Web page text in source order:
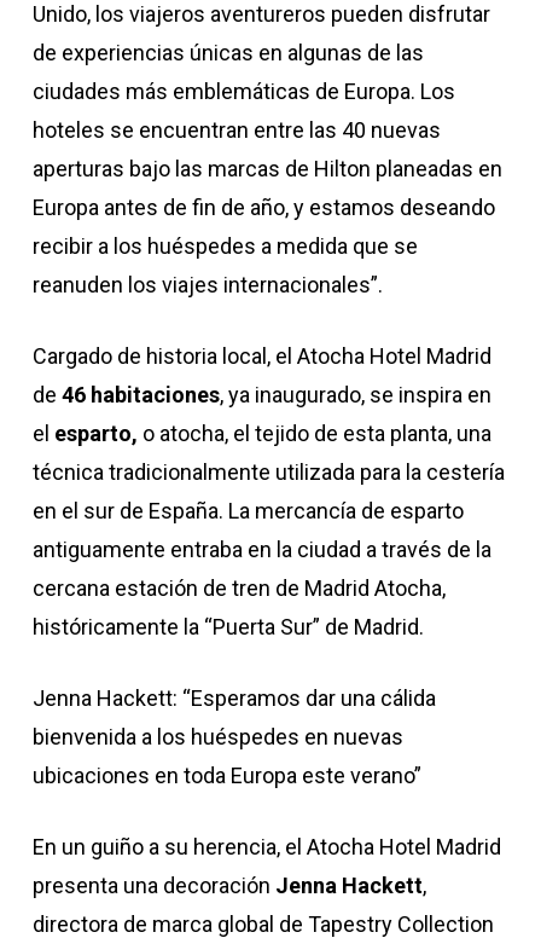
Unido, los viajeros aventureros pueden disfrutar
de experiencias únicas en algunas de las
ciudades más emblemáticas de Europa. Los
hoteles se encuentran entre las 40 nuevas
aperturas bajo las marcas de Hilton planeadas en
Europa antes de fin de año, y estamos deseando
recibir a los huéspedes a medida que se
reanuden los viajes internacionales”.
Cargado de historia local, el Atocha Hotel Madrid
de 46 habitaciones, ya inaugurado, se inspira en
el esparto, o atocha, el tejido de esta planta, una
técnica tradicionalmente utilizada para la cestería
en el sur de España. La mercancía de esparto
antiguamente entraba en la ciudad a través de la
cercana estación de tren de Madrid Atocha,
históricamente la “Puerta Sur” de Madrid.
Jenna Hackett: “Esperamos dar una cálida
bienvenida a los huéspedes en nuevas
ubicaciones en toda Europa este verano”
En un guiño a su herencia, el Atocha Hotel Madrid
presenta una decoración Jenna Hackett,
directora de marca global de Tapestry Collection